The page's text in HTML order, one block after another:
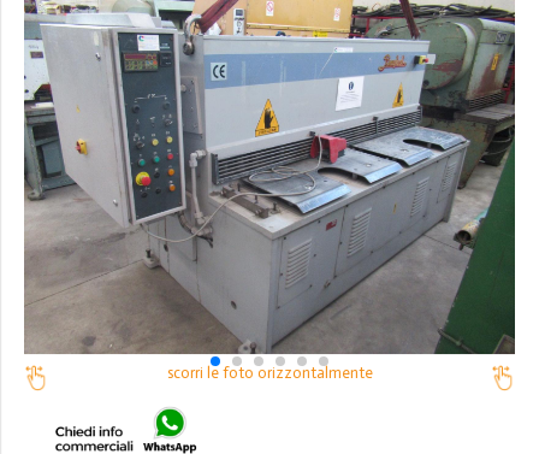
scorri le foto orizzontalmente